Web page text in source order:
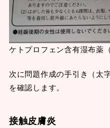
ケトプロフェン含有湿布薬
次に問題作成の手引き（太
を確認します。
接触皮膚炎